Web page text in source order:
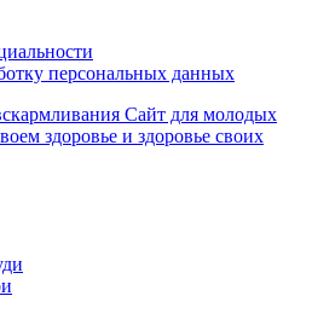
персональных данных
Сайт для молодых
здоровье и здоровье своих